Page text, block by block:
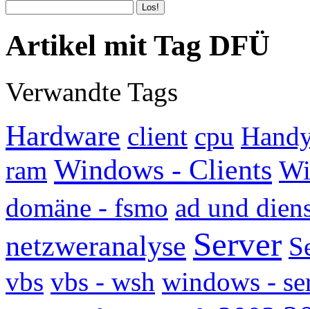
Artikel mit Tag DFÜ
Verwandte Tags
Hardware client cpu
ram Windows - Clients
domäne - fsmo ad und
netzweranalyse Server
vbs vbs - wsh windows -